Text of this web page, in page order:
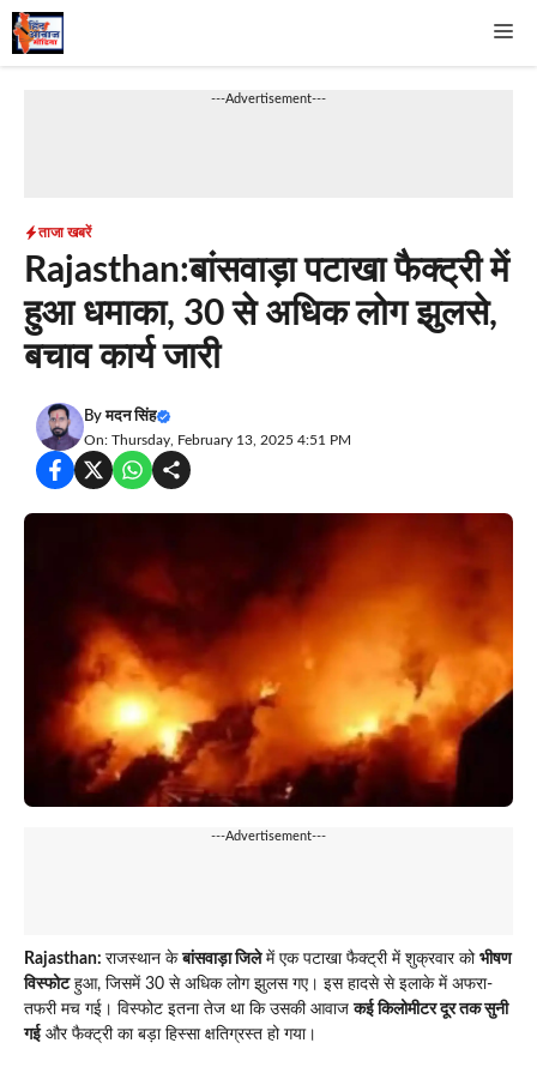
Skip
to
---Advertisement---
ताजा खबरें
Rajasthan:बांसवाड़ा पटाखा फैक्ट्री में
हुआ धमाका, 30 से अधिक लोग झुलसे,
बचाव कार्य जारी
Byमदन सिंह
On: Thursday, February 13, 2025 4:51 PM
---Advertisement---
Rajasthan: राजस्थान केबांसवाड़ा जिलेमें एक पटाखा फैक्ट्री में शुक्रवार को भीषण
विस्फोटहुआ, जिसमें 30 से अधिक लोग झुलस गए। इस हादसे से इलाके में अफरा-
तफरी मच गई। विस्फोट इतना तेज था कि उसकी आवाजकई किलोमीटर दूर तक सुनी
गईऔर फैक्ट्री का बड़ा हिस्सा क्षतिग्रस्त हो गया।